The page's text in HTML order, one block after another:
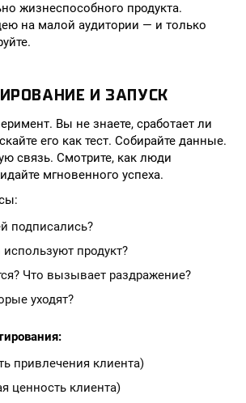
жизнеспособного продукта.
на малой аудитории — и только
И ЗАПУСК
Вы не знаете, сработает ли
его как тест. Собирайте данные.
связь. Смотрите, как люди
мгновенного успеха.
подписались?
продукт?
Что вызывает раздражение?
уходят?
привлечения клиента)
ценность клиента)